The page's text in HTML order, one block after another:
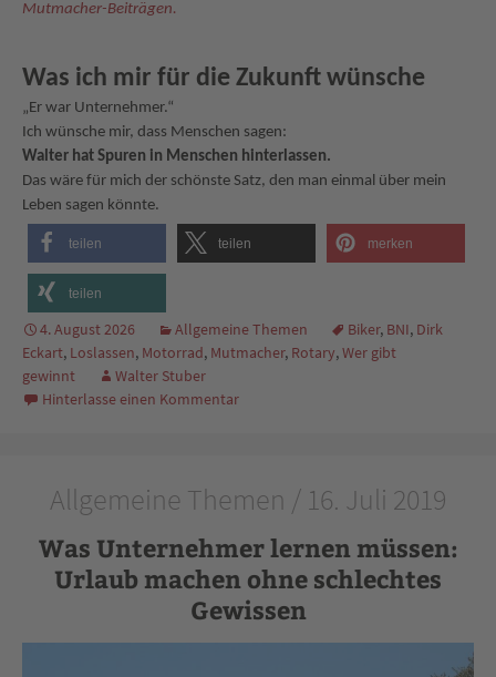
Mutmacher-Beiträgen.
Was ich mir für die Zukunft wünsche
„Er war Unternehmer.“
Ich wünsche mir, dass Menschen sagen:
Walter hat Spuren in Menschen hinterlassen.
Das wäre für mich der schönste Satz, den man einmal über mein
Leben sagen könnte.
teilen teilen merken
teilen
4. August 2026 Allgemeine Themen Biker, BNI, Dirk
Eckart, Loslassen, Motorrad, Mutmacher, Rotary,Wer gibt
gewinnt
Walter Stuber
Hinterlasse einen Kommentar
Allgemeine Themen / 16. Juli 2019
Was Unternehmer lernen müssen:
Urlaub machen ohne schlechtes
Gewissen